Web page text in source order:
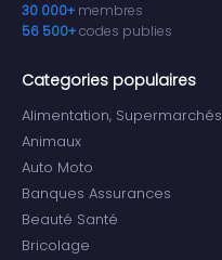
30 000+ membres
56 500+codes publies
Categories populaires
Alimentation, Supermarchés
Animaux
Auto Moto
Banques Assurances
Beauté Santé
Bricolage